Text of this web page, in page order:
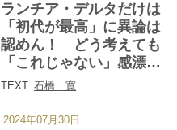
ランチア・デルタだけは
「初代が最高」に異論は
認めん！ どう考えても
「これじゃない」感漂う
２＆３代目
TEXT: 石橋 寛
2024年07月30日